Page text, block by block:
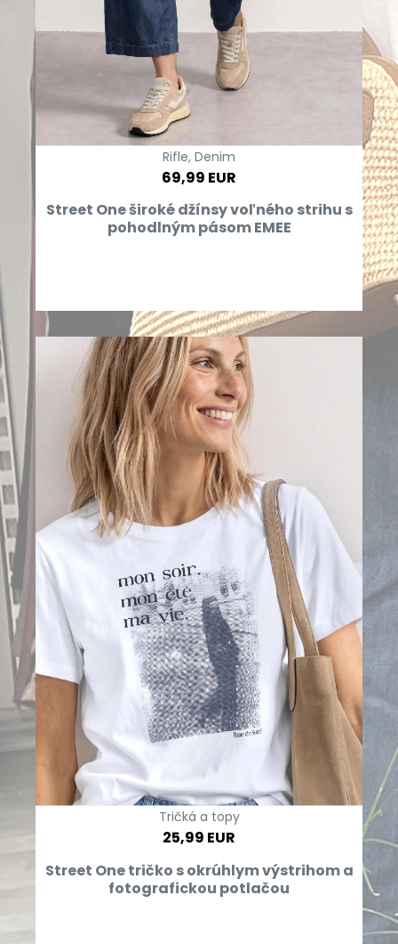
Rifle, Denim
69,99 EUR
Street One široké džínsy voľného strihu s
pohodlným pásom EMEE
Tričká a topy
25,99 EUR
Street One tričko s okrúhlym výstrihom a
fotografickou potlačou